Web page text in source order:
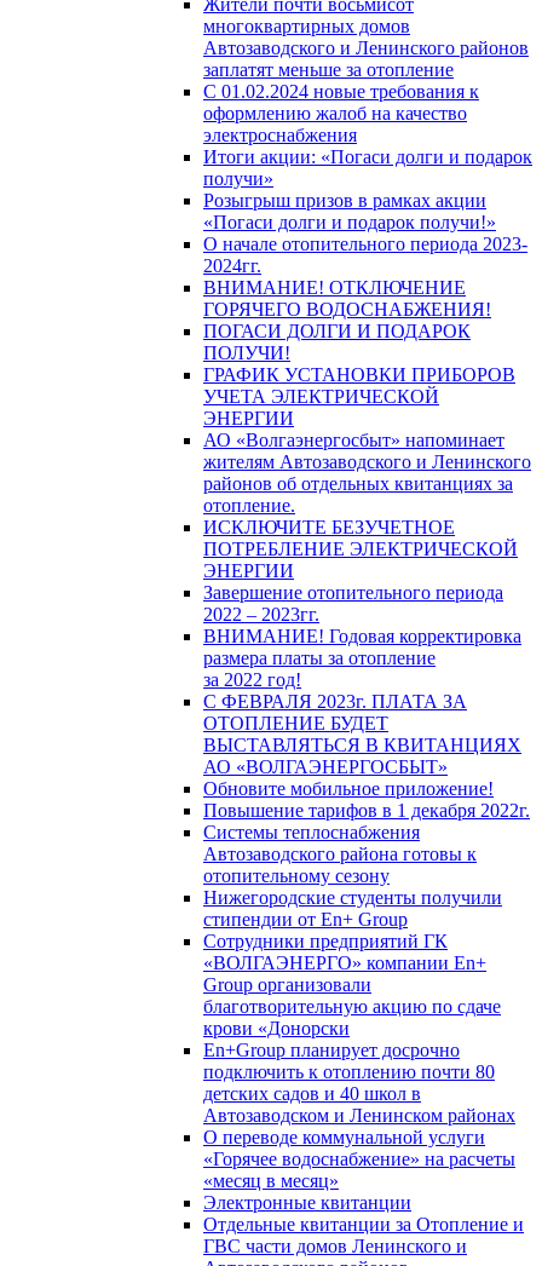
Жители почти восьмисот
многоквартирных домов
Автозаводского и Ленинского районов
заплатят меньше за отопление
С 01.02.2024 новые требования к
оформлению жалоб на качество
электроснабжения
Итоги акции: «Погаси долги и подарок
получи»
Розыгрыш призов в рамках акции
«Погаси долги и подарок получи!»
О начале отопительного периода 2023-
2024гг.
ВНИМАНИЕ! ОТКЛЮЧЕНИЕ
ГОРЯЧЕГО ВОДОСНАБЖЕНИЯ!
ПОГАСИ ДОЛГИ И ПОДАРОК
ПОЛУЧИ!
ГРАФИК УСТАНОВКИ ПРИБОРОВ
УЧЕТА ЭЛЕКТРИЧЕСКОЙ
ЭНЕРГИИ
АО «Волгаэнергосбыт» напоминает
жителям Автозаводского и Ленинского
районов об отдельных квитанциях за
отопление.
ИСКЛЮЧИТЕ БЕЗУЧЕТНОЕ
ПОТРЕБЛЕНИЕ ЭЛЕКТРИЧЕСКОЙ
ЭНЕРГИИ
Завершение отопительного периода
2022 – 2023гг.
ВНИМАНИЕ! Годовая корректировка
размера платы за отопление
за 2022 год!
С ФЕВРАЛЯ 2023г. ПЛАТА ЗА
ОТОПЛЕНИЕ БУДЕТ
ВЫСТАВЛЯТЬСЯ В КВИТАНЦИЯХ
АО «ВОЛГАЭНЕРГОСБЫТ»
Обновите мобильное приложение!
Повышение тарифов в 1 декабря 2022г.
Системы теплоснабжения
Автозаводского района готовы к
отопительному сезону
Нижегородские студенты получили
стипендии от En+ Group
Сотрудники предприятий ГК
«ВОЛГАЭНЕРГО» компании En+
Group организовали
благотворительную акцию по сдаче
крови «Донорски
En+Group планирует досрочно
подключить к отоплению почти 80
детских садов и 40 школ в
Автозаводском и Ленинском районах
О переводе коммунальной услуги
«Горячее водоснабжение» на расчеты
«месяц в месяц»
Электронные квитанции
Отдельные квитанции за Отопление и
ГВС части домов Ленинского и